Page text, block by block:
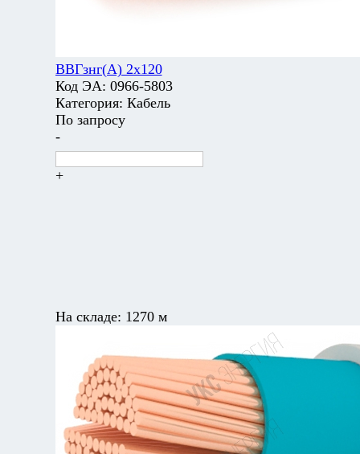
ВВГзнг(А) 2х120
Код ЭА: 0966-5803
Категория: Кабель
По запросу
-
+
На складе: 1270 м